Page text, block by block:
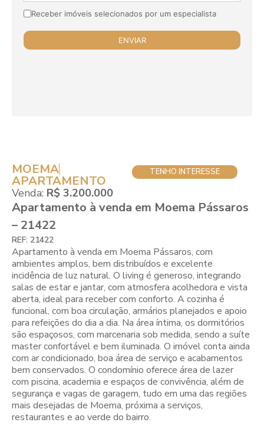
Receber imóveis selecionados por um especialista
MOEMA
APARTAMENTO
Venda: R$ 3.200.000
TENHO INTERESSE
Apartamento à venda em Moema Pássaros
– 21422
REF: 21422
Apartamento à venda em Moema Pássaros, com
ambientes amplos, bem distribuídos e excelente
incidência de luz natural. O living é generoso, integrando
salas de estar e jantar, com atmosfera acolhedora e vista
aberta, ideal para receber com conforto. A cozinha é
funcional, com boa circulação, armários planejados e apoio
para refeições do dia a dia. Na área íntima, os dormitórios
são espaçosos, com marcenaria sob medida, sendo a suíte
master confortável e bem iluminada. O imóvel conta ainda
com ar condicionado, boa área de serviço e acabamentos
bem conservados. O condomínio oferece área de lazer
com piscina, academia e espaços de convivência, além de
segurança e vagas de garagem, tudo em uma das regiões
mais desejadas de Moema, próxima a serviços,
restaurantes e ao verde do bairro.